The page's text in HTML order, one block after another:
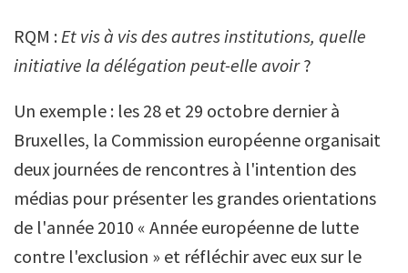
RQM :Et vis à vis des autres institutions, quelle
initiative la délégation peut-elle avoir?
Un exemple : les 28 et 29 octobre dernier à
Bruxelles, la Commission européenne organisait
deux journées de rencontres à l'intention des
médias pour présenter les grandes orientations
de l'année 2010 « Année européenne de lutte
contre l'exclusion » et réfléchir avec eux sur le